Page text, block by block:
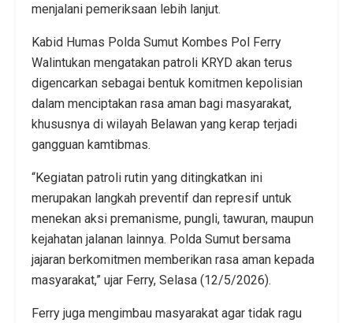
menjalani pemeriksaan lebih lanjut.
Kabid Humas Polda Sumut Kombes Pol Ferry
Walintukan mengatakan patroli KRYD akan terus
digencarkan sebagai bentuk komitmen kepolisian
dalam menciptakan rasa aman bagi masyarakat,
khususnya di wilayah Belawan yang kerap terjadi
gangguan kamtibmas.
“Kegiatan patroli rutin yang ditingkatkan ini
merupakan langkah preventif dan represif untuk
menekan aksi premanisme, pungli, tawuran, maupun
kejahatan jalanan lainnya. Polda Sumut bersama
jajaran berkomitmen memberikan rasa aman kepada
masyarakat,” ujar Ferry, Selasa (12/5/2026).
Ferry juga mengimbau masyarakat agar tidak ragu